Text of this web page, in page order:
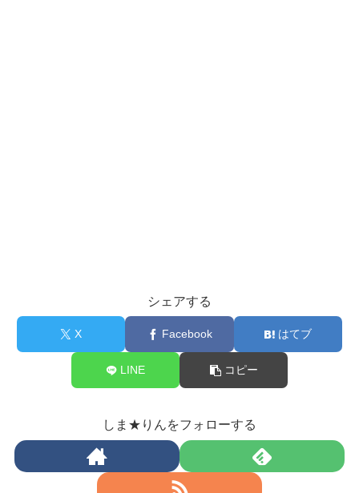
シェアする
X Facebook はてブ
LINE コピー
しま★りんをフォローする